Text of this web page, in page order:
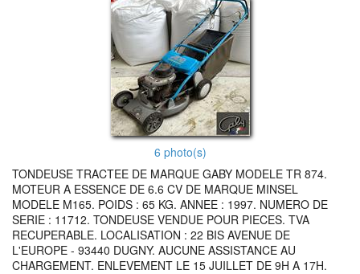
6 photo(s)
TONDEUSE TRACTEE DE MARQUE GABY MODELE TR 874.
MOTEUR A ESSENCE DE 6.6 CV DE MARQUE MINSEL
MODELE M165. POIDS : 65 KG. ANNEE : 1997. NUMERO DE
SERIE : 11712. TONDEUSE VENDUE POUR PIECES. TVA
RECUPERABLE. LOCALISATION : 22 BIS AVENUE DE
L'EUROPE - 93440 DUGNY. AUCUNE ASSISTANCE AU
CHARGEMENT. ENLEVEMENT LE 15 JUILLET DE 9H A 17H.